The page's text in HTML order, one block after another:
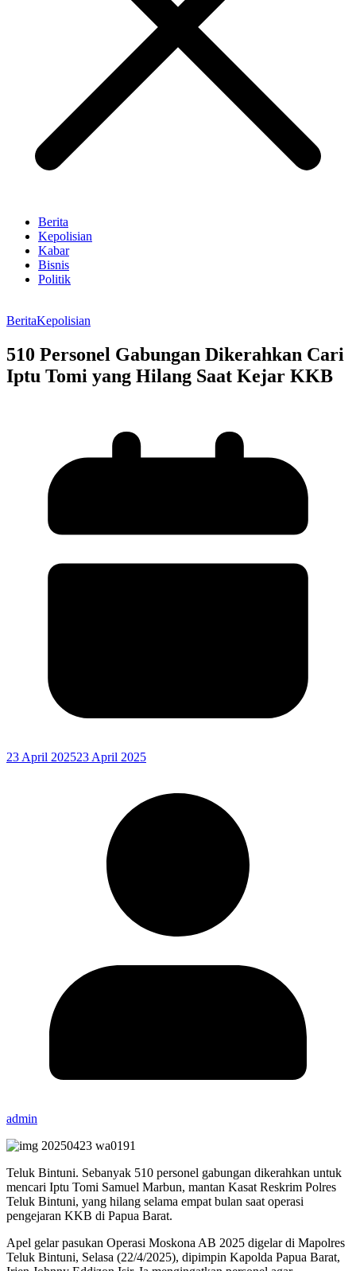
Berita
Kepolisian
Kabar
Bisnis
Politik
BeritaKepolisian
510 Personel Gabungan Dikerahkan Cari
Iptu Tomi yang Hilang Saat Kejar KKB
23 April 202523 April 2025
admin
Teluk Bintuni. Sebanyak 510 personel gabungan dikerahkan untuk
mencari Iptu Tomi Samuel Marbun, mantan Kasat Reskrim Polres
Teluk Bintuni, yang hilang selama empat bulan saat operasi
pengejaran KKB di Papua Barat.
Apel gelar pasukan Operasi Moskona AB 2025 digelar di Mapolres
Teluk Bintuni, Selasa (22/4/2025), dipimpin Kapolda Papua Barat,